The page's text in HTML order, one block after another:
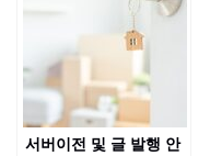
서버이전 및 글 발행 안